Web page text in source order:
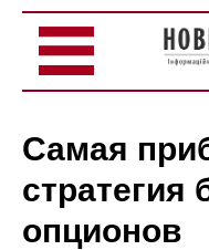
Самая
стратегия
опционов